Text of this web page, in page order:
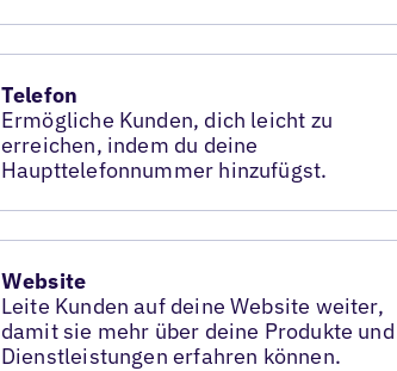
Telefon
Ermögliche Kunden, dich leicht zu
erreichen, indem du deine
Haupttelefonnummer hinzufügst.
Website
Leite Kunden auf deine Website weiter,
damit sie mehr über deine Produkte und
Dienstleistungen erfahren können.